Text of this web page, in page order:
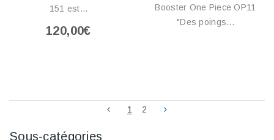
151 est...
120,00€
Booster One Piece OP11
"Des poings...
1 2
Sous-catégories